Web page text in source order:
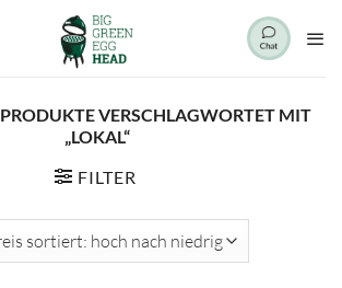
PRODUKTE VERSCHLAGWORTET MIT
„LOKAL“
FILTER